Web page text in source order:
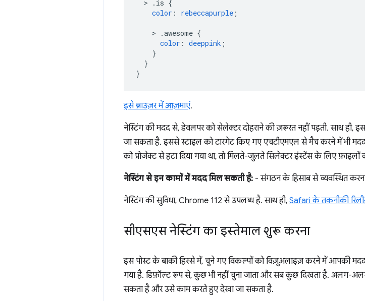
> .is {
color : rebeccapurple ;
> .awesome {
color : deeppink ;
}
}
}
इसे ब्राउज़र में आज़माएं.
नेस्टिंग की मदद से, डेवलपर को सेलेक्टर दोहराने की ज़रूरत नहीं पड़ती. साथ
जा सकता है. इससे स्टाइल को टारगेट किए गए एचटीएमएल से मैच करने में भी
को प्रोजेक्ट से हटा दिया गया था, तो मिलते-जुलते सिलेक्टर इंस्टेंस के लिए
नेस्टिंग से इन कामों में मदद मिल सकती है: - संगठन के हिसाब से व्यवस्थित
नेस्टिंग की सुविधा, Chrome 112 से उपलब्ध है. साथ ही, Safari के तकनीकी
सीएसएस नेस्टिंग का इस्तेमाल शुरू करना
इस पोस्ट के बाकी हिस्से में, चुने गए विकल्पों को विज़ुअलाइज़ करने में आपकी
गया है. डिफ़ॉल्ट रूप से, कुछ भी नहीं चुना जाता और सब कुछ दिखता है. अलग-
सकता है और उसे काम करते हुए देखा जा सकता है.